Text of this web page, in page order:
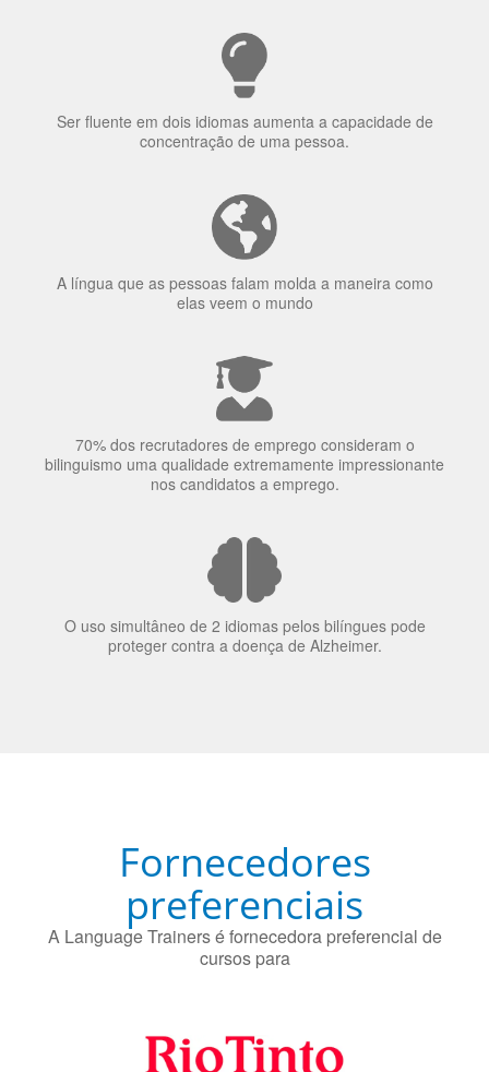
Ser fluente em dois idiomas aumenta a capacidade de
concentração de uma pessoa.
A língua que as pessoas falam molda a maneira como
elas veem o mundo
70% dos recrutadores de emprego consideram o
bilinguismo uma qualidade extremamente impressionante
nos candidatos a emprego.
O uso simultâneo de 2 idiomas pelos bilíngues pode
proteger contra a doença de Alzheimer.
Fornecedores
preferenciais
A Language Trainers é fornecedora preferencial de
cursos para